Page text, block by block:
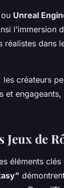
ou Unreal
l’immersion
réalistes dans
créateurs
et engageants,
Jeux de
éléments clés